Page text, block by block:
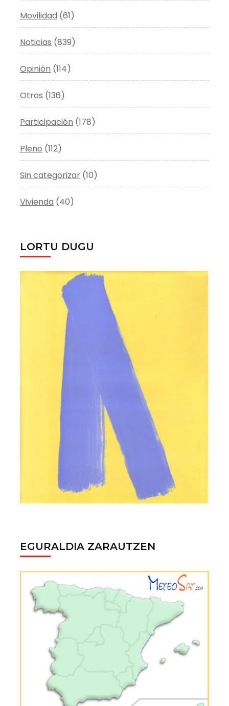
Movilidad (61)
Noticias (839)
Opinión (114)
Otros (136)
Participación (178)
Pleno (112)
Sin categorizar (10)
Vivienda (40)
LORTU DUGU
EGURALDIA ZARAUTZEN